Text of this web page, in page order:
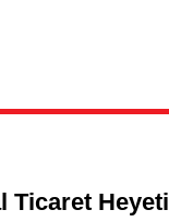
Ticaret Heyeti